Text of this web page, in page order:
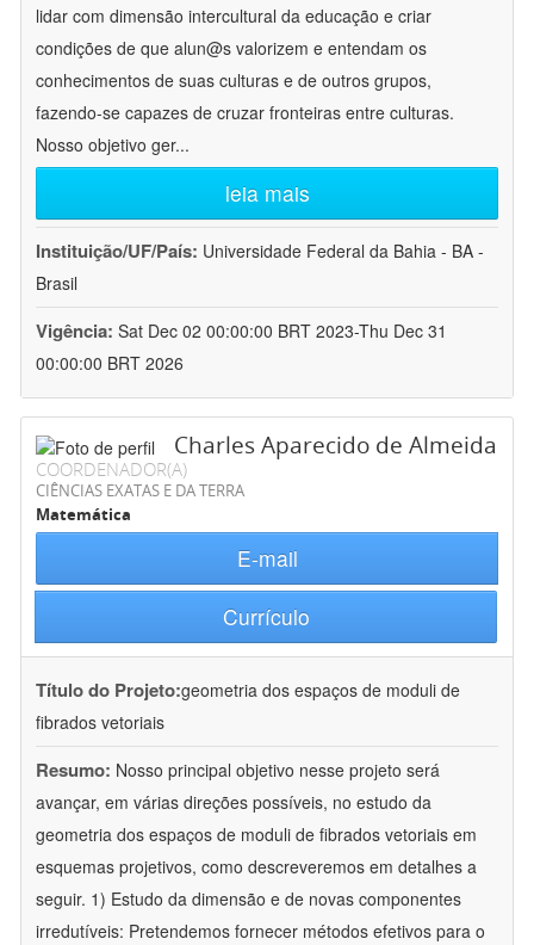
lidar com dimensão intercultural da educação e criar
condições de que alun@s valorizem e entendam os
conhecimentos de suas culturas e de outros grupos,
fazendo-se capazes de cruzar fronteiras entre culturas.
Nosso objetivo ger...
leia mais
Instituição/UF/País: Universidade Federal da Bahia - BA -
Brasil
Vigência: Sat Dec 02 00:00:00 BRT 2023-Thu Dec 31
00:00:00 BRT 2026
Charles Aparecido de Almeida
COORDENADOR(A)
CIÊNCIAS EXATAS E DA TERRA
Matemática
E-mail
Currículo
Título do Projeto:geometria dos espaços de moduli de
fibrados vetoriais
Resumo: Nosso principal objetivo nesse projeto será
avançar, em várias direções possíveis, no estudo da
geometria dos espaços de moduli de fibrados vetoriais em
esquemas projetivos, como descreveremos em detalhes a
seguir. 1) Estudo da dimensão e de novas componentes
irredutíveis: Pretendemos fornecer métodos efetivos para o